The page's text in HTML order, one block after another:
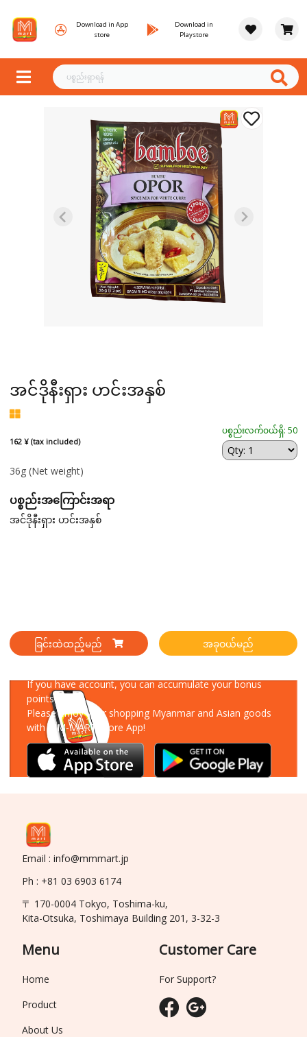
Download in App
store
Download in
Playstore
အင်ဒိုနီးရှား ဟင်းအနှစ်
162 ¥ (tax included)
ပစ္စည်းလက်ဝယ်ရှိ: 50
36g (Net weight)
ပစ္စည်းအကြောင်းအရာ
အင်ဒိုနီးရှား ဟင်းအနှစ်
ခြင်းထဲထည့်မည် အခုဝယ်မည်
If you have account, you can accumulate your bonus
points!
Please enjoy your shopping Myanmar and Asian goods
with MM-MART Store App!
Email : info@mmmart.jp
Ph : +81 03 6903 6174
〒 170-0004 Tokyo, Toshima-ku,
Kita-Otsuka, Toshimaya Building 201, 3-32-3
Menu
Home
Product
About Us
Customer Care
For Support?